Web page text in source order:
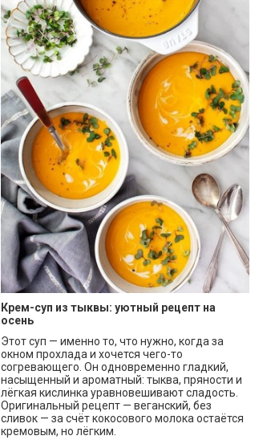
Крем-суп из тыквы: уютный рецепт на
осень
Этот суп — именно то, что нужно, когда за
окном прохлада и хочется чего-то
согревающего. Он одновременно гладкий,
насыщенный и ароматный: тыква, пряности и
лёгкая кислинка уравновешивают сладость.
Оригинальный рецепт — веганский, без
сливок — за счёт кокосового молока остаётся
кремовым, но лёгким.